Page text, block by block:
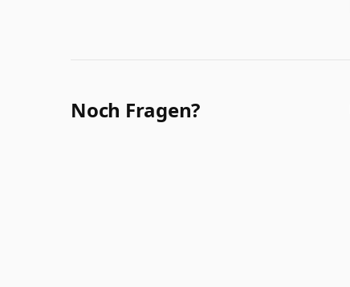
Noch Fragen?